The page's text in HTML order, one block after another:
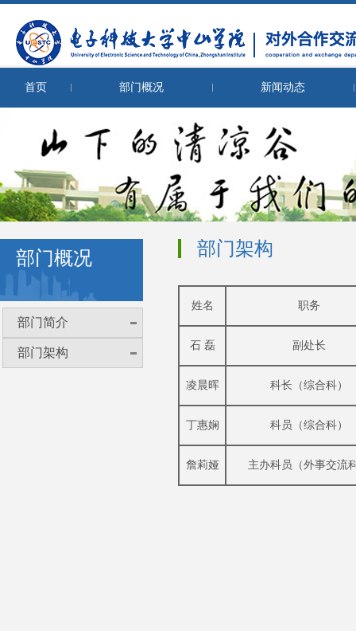
首页 部门概况 新闻动态
部门概况
部门简介
部门架构
部门架构
姓名 职务
石 磊 副处长
凌晨晖 科长（综合科）
丁惠娴 科员（综合科）
詹莉娅 主办科员（外事交流